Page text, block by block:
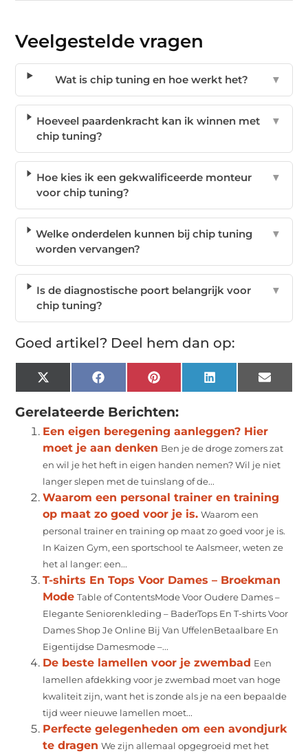
Veelgestelde vragen
Wat is chip tuning en hoe werkt het? ▼
Hoeveel paardenkracht kan ik winnen met
chip tuning?
▼
Hoe kies ik een gekwalificeerde monteur
voor chip tuning?
▼
Welke onderdelen kunnen bij chip tuning
worden vervangen?
▼
Is de diagnostische poort belangrijk voor
chip tuning?
▼
Goed artikel? Deel hem dan op:
X
(Twitter)
Facebook Pinterest LinkedIn Email
Gerelateerde Berichten:
Een eigen beregening aanleggen? Hier
moet je aan denken Ben je de droge zomers zat
en wil je het heft in eigen handen nemen? Wil je niet
langer slepen met de tuinslang of de...
Waarom een personal trainer en training
op maat zo goed voor je is. Waarom een
personal trainer en training op maat zo goed voor je is.
In Kaizen Gym, een sportschool te Aalsmeer, weten ze
het al langer: een...
T-shirts En Tops Voor Dames – Broekman
Mode Table of ContentsMode Voor Oudere Dames –
Elegante Seniorenkleding – BaderTops En T-shirts Voor
Dames Shop Je Online Bij Van UffelenBetaalbare En
Eigentijdse Damesmode –...
De beste lamellen voor je zwembad Een
lamellen afdekking voor je zwembad moet van hoge
kwaliteit zijn, want het is zonde als je na een bepaalde
tijd weer nieuwe lamellen moet...
Perfecte gelegenheden om een avondjurk
te dragen We zijn allemaal opgegroeid met het